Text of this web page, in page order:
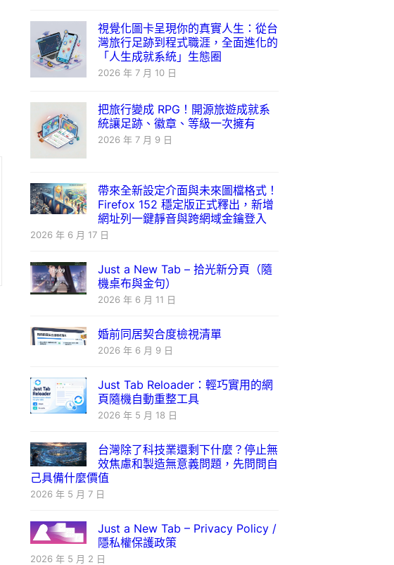
視覺化圖卡呈現你的真實人生：從台
灣旅行足跡到程式職涯，全面進化的
「人生成就系統」生態圈
2026 年 7 月 10 日
把旅行變成 RPG！開源旅遊成就系
統讓足跡、徽章、等級一次擁有
2026 年 7 月 9 日
帶來全新設定介面與未來圖檔格式！
Firefox 152 穩定版正式釋出，新增
網址列一鍵靜音與跨網域金鑰登入
2026 年 6 月 17 日
Just a New Tab – 拾光新分頁（隨
機桌布與金句）
2026 年 6 月 11 日
婚前同居契合度檢視清單
2026 年 6 月 9 日
Just Tab Reloader：輕巧實用的網
頁隨機自動重整工具
2026 年 5 月 18 日
台灣除了科技業還剩下什麼？停止無
效焦慮和製造無意義問題，先問問自
己具備什麼價值
2026 年 5 月 7 日
Just a New Tab – Privacy Policy /
隱私權保護政策
2026 年 5 月 2 日